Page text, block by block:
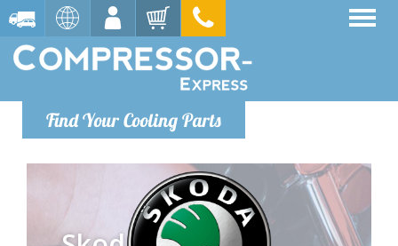
Find Your Cooling Parts